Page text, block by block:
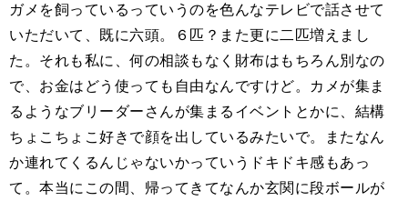
ガメを飼っているっていうのを色んなテレビで話させて
いただいて、既に六頭。６匹？また更に二匹増えまし
た。それも私に、何の相談もなく財布はもちろん別なの
で、お金はどう使っても自由なんですけど。カメが集ま
るようなブリーダーさんが集まるイベントとかに、結構
ちょこちょこ好きで顔を出しているみたいで。またなん
か連れてくるんじゃないかっていうドキドキ感もあっ
て。本当にこの間、帰ってきてなんか玄関に段ボールが